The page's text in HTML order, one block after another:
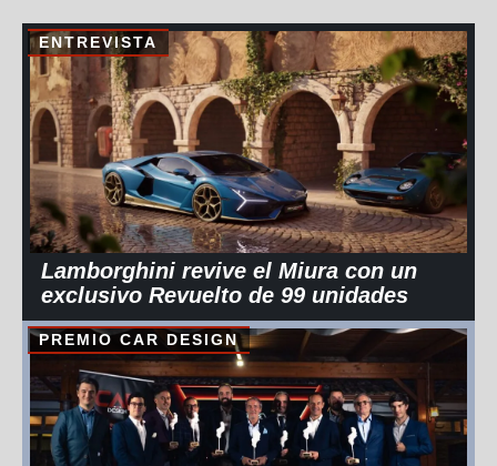
ENTREVISTA
Lamborghini revive el Miura con un
exclusivo Revuelto de 99 unidades
PREMIO CAR DESIGN